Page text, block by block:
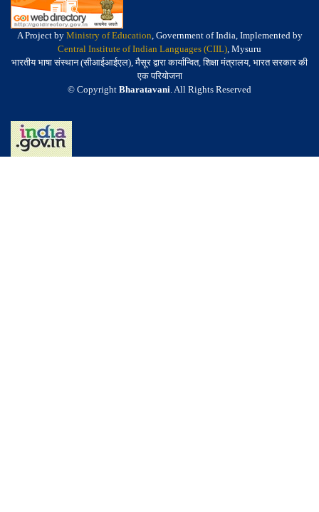
A Project by Ministry of Education, Government of India, Implemented by
Central Institute of Indian Languages (CIIL), Mysuru
भारतीय भाषा संस्थान (सीआईआईएल), मैसूर द्वारा कार्यान्वित, शिक्षा मंत्रालय, भारत सरकार की
एक परियोजना
© Copyright Bharatavani. All Rights Reserved